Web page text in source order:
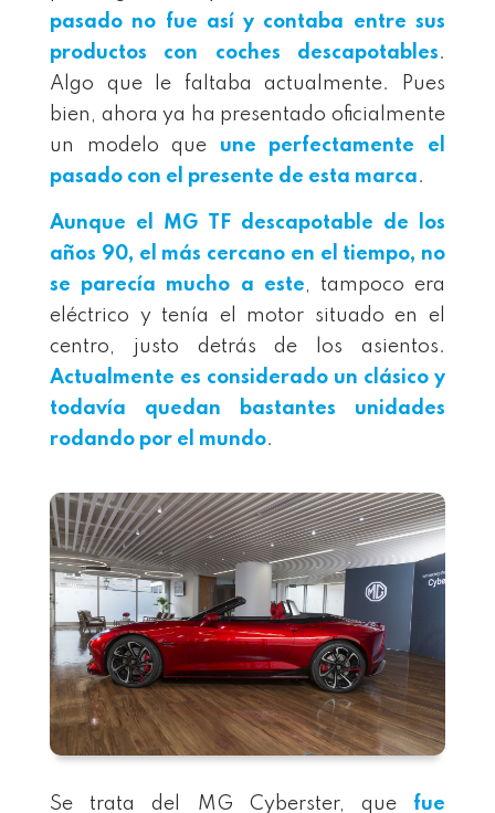
pasado no fue así y contaba entre sus
productos con coches descapotables.
Algo que le faltaba actualmente. Pues
bien, ahora ya ha presentado oficialmente
un modelo que une perfectamente el
pasado con el presente de esta marca.
Aunque el MG TF descapotable de los
años 90, el más cercano en el tiempo, no
se parecía mucho a este, tampoco era
eléctrico y tenía el motor situado en el
centro, justo detrás de los asientos.
Actualmente es considerado un clásico y
todavía quedan
bastantes unidades
rodando por el mundo.
Se trata del MG Cyberster, que fue